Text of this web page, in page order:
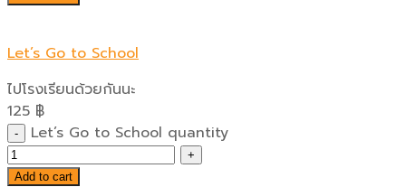
Let’s Go to School
ไปโรงเรียนด้วยกันนะ
125 ฿
Let’s Go to School quantity
Add to cart